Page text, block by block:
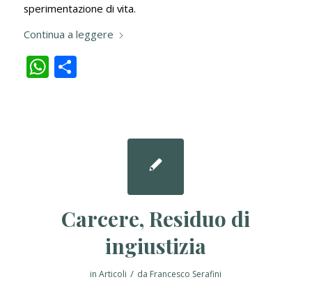
sperimentazione di vita.
Continua a leggere
WhatsApp
Condividi
Carcere, Residuo di
ingiustizia
inArticoli / da Francesco Serafini